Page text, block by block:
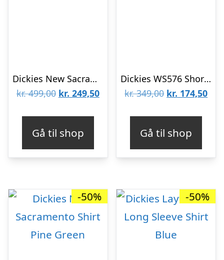
Dickies New Sacramento Shirt Red
kr.499,00 Den
var:
kr. 499,00.
kr. 249,50Den
kr. 249,50.
Gå til shop
Dickies WS576 Short Sleeve Shirt Slim Fit Dark Navy
kr.349,00 Den
var:
kr. 349,00.
kr. 174,50Den
kr.
Gå til shop
-50% -50%